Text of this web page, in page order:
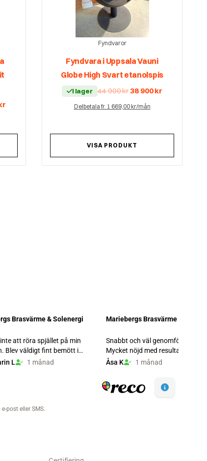
900 kr.
Fyndvaror
Fyndvara i Uppsala Vauni
Globe High Svart etanolspis
I lager 44 900krDet
ursprungliga
priset
var:
38 900kr
Delbetala fr. 1 669,00 kr/mån
VISA PRODUKT